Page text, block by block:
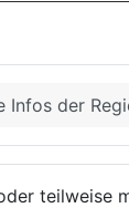
Infos der